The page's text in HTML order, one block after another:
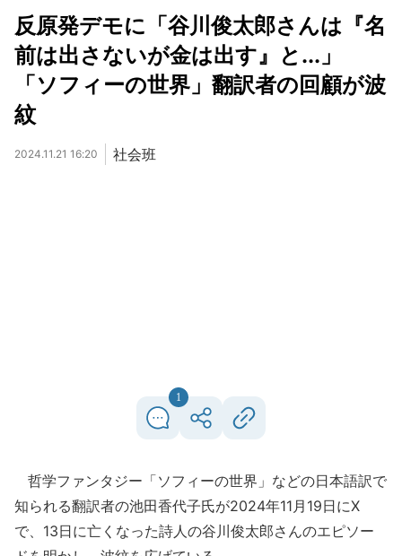
反原発デモに「谷川俊太郎さんは『名
前は出さないが金は出す』と...」
「ソフィーの世界」翻訳者の回顧が波
紋
2024.11.21 16:20 社会班
1
哲学ファンタジー「ソフィーの世界」などの日本語訳で
知られる翻訳者の池田香代子氏が2024年11月19日にX
で、13日に亡くなった詩人の谷川俊太郎さんのエピソー